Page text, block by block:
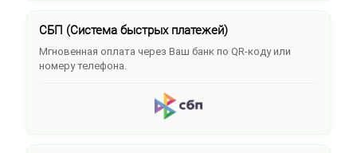
СБП (Система быстрых платежей)
Мгновенная оплата через Ваш банк по QR-коду или
номеру телефона.